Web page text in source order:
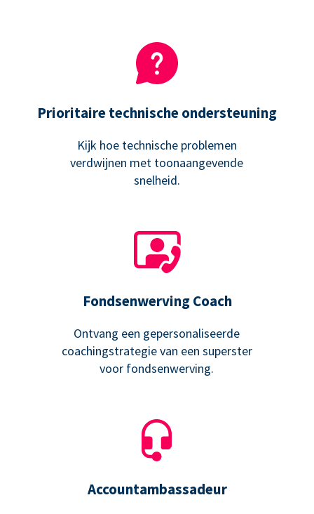
Prioritaire technische ondersteuning
Kijk hoe technische problemen
verdwijnen met toonaangevende
snelheid.
Fondsenwerving Coach
Ontvang een gepersonaliseerde
coachingstrategie van een superster
voor fondsenwerving.
Accountambassadeur